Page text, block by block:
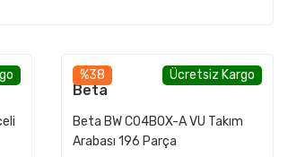
%38 Ücretsiz Kargo
Beta
Beta BW C04BOX-A VU Takım
Arabası 196 Parça